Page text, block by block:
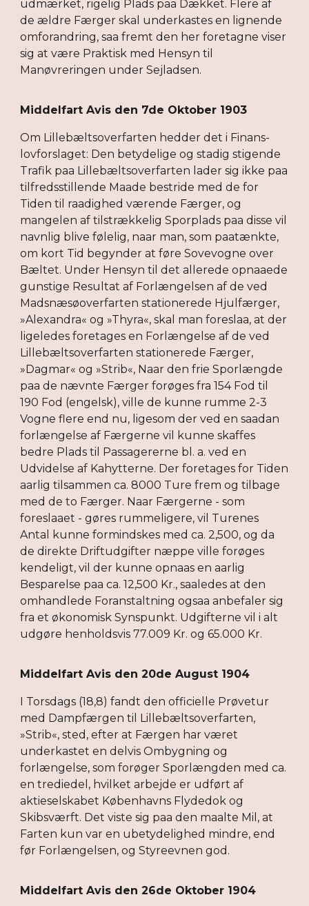
udmærket, rigelig Plads paa Dækket. Flere af
de ældre Færger skal underkastes en lignende
omforandring, saa fremt den her foretagne viser
sig at være Praktisk med Hensyn til
Manøvreringen under Sejladsen.
Middelfart Avis den 7de Oktober 1903
Om Lillebæltsoverfarten hedder det i Finans-
lovforslaget: Den betydelige og stadig stigende
Trafik paa Lillebæltsoverfarten lader sig ikke paa
tilfredsstillende Maade bestride med de for
Tiden til raadighed værende Færger, og
mangelen af tilstrækkelig Sporplads paa disse vil
navnlig blive følelig, naar man, som paatænkte,
om kort Tid begynder at føre Sovevogne over
Bæltet. Under Hensyn til det allerede opnaaede
gunstige Resultat af Forlængelsen af de ved
Madsnæsøoverfarten stationerede Hjulfærger,
»Alexandra« og »Thyra«, skal man foreslaa, at der
ligeledes foretages en Forlængelse af de ved
Lillebæltsoverfarten stationerede Færger,
»Dagmar« og »Strib«, Naar den frie Sporlængde
paa de nævnte Færger forøges fra 154 Fod til
190 Fod (engelsk), ville de kunne rumme 2-3
Vogne flere end nu, ligesom der ved en saadan
forlængelse af Færgerne vil kunne skaffes
bedre Plads til Passagererne bl. a. ved en
Udvidelse af Kahytterne. Der foretages for Tiden
aarlig tilsammen ca. 8000 Ture frem og tilbage
med de to Færger. Naar Færgerne - som
foreslaaet - gøres rummeligere, vil Turenes
Antal kunne formindskes med ca. 2,500, og da
de direkte Driftudgifter næppe ville forøges
kendeligt, vil der kunne opnaas en aarlig
Besparelse paa ca. 12,500 Kr., saaledes at den
omhandlede Foranstaltning ogsaa anbefaler sig
fra et økonomisk Synspunkt. Udgifterne vil i alt
udgøre henholdsvis 77.009 Kr. og 65.000 Kr.
Middelfart Avis den 20de August 1904
I Torsdags (18,8) fandt den officielle Prøvetur
med Dampfærgen til Lillebæltsoverfarten,
»Strib«, sted, efter at Færgen har været
underkastet en delvis Ombygning og
forlængelse, som forøger Sporlængden med ca.
en trediedel, hvilket arbejde er udført af
aktieselskabet Københavns Flydedok og
Skibsværft. Det viste sig paa den maalte Mil, at
Farten kun var en ubetydelighed mindre, end
før Forlængelsen, og Styreevnen god.
Middelfart Avis den 26de Oktober 1904